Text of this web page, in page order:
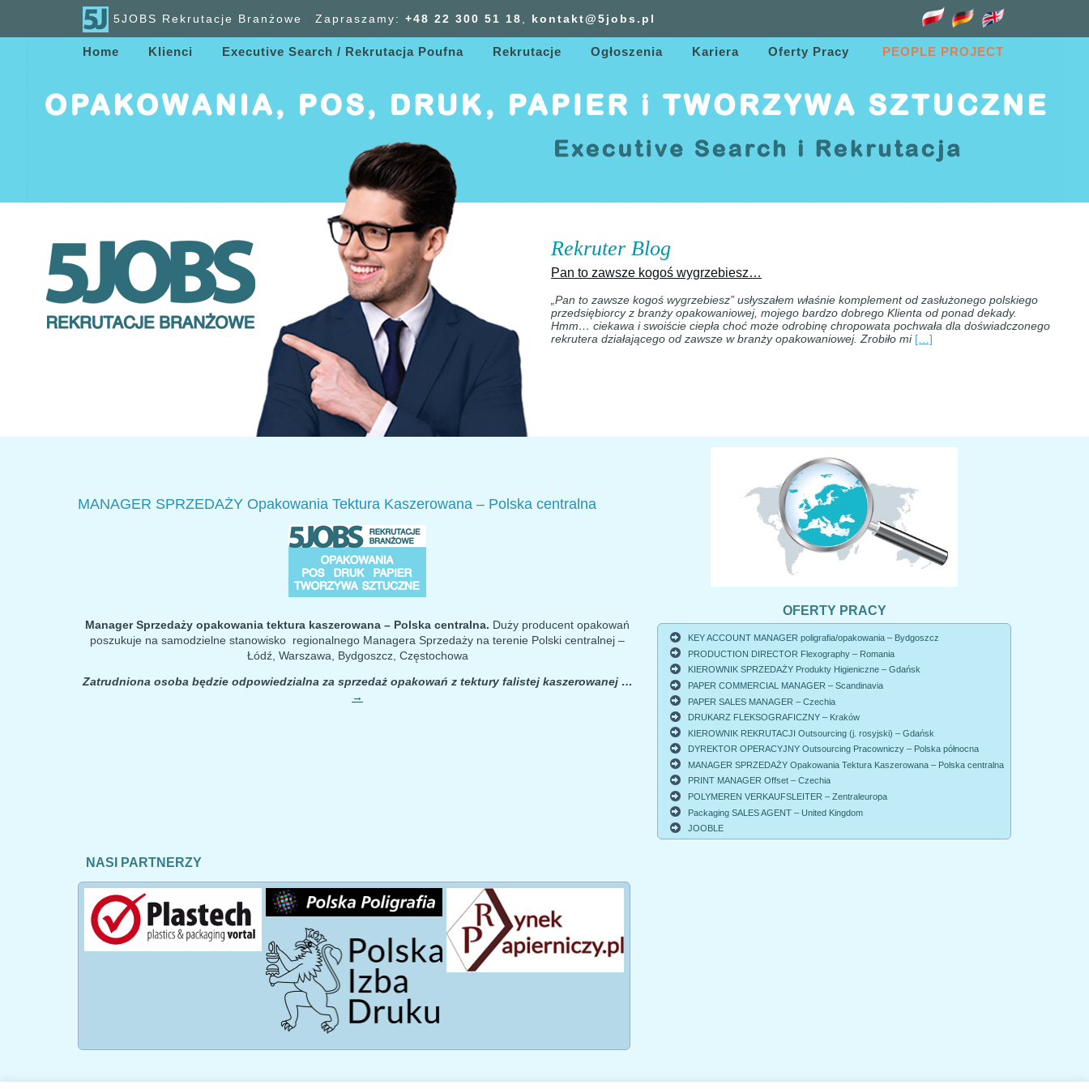
5JOBS Rekrutacje Branżowe Zapraszamy: +48 22 300 51 18 kontakt@5jobs.pl
Home Klienci Executive Search / Rekrutacja Poufna Rekrutacje Ogłoszenia Kariera Oferty Pracy PEOPLE PROJECT
Rekruter Blog
Pan to zawsze kogoś wygrzebiesz…
„Pan to zawsze kogoś wygrzebiesz” usłyszałem właśnie komplement od zasłużonego polskiego
przedsiębiorcy z branży opakowaniowej, mojego bardzo dobrego Klienta od ponad dekady.
Hmm… ciekawa i swoiście ciepła choć może odrobinę chropowata pochwała dla doświadczonego
rekrutera działającego od zawsze w branży opakowaniowej. Zrobiło mi […]
MANAGER SPRZEDAŻY Opakowania Tektura Kaszerowana – Polska centralna
Manager Sprzedaży opakowania tektura kaszerowana – Polska centralna. Duży producent opakowań
poszukuje na samodzielne stanowisko regionalnego Managera Sprzedaży na terenie Polski centralnej –
Łódź, Warszawa, Bydgoszcz, Częstochowa
Zatrudniona osoba będzie odpowiedzialna za sprzedaż opakowań z tektury falistej kaszerowanej …
→
OFERTY PRACY
KEY ACCOUNT MANAGER poligrafia/opakowania – Bydgoszcz
PRODUCTION DIRECTOR Flexography – Romania
KIEROWNIK SPRZEDAŻY Produkty Higieniczne – Gdańsk
PAPER COMMERCIAL MANAGER – Scandinavia
PAPER SALES MANAGER – Czechia
DRUKARZ FLEKSOGRAFICZNY – Kraków
KIEROWNIK REKRUTACJI Outsourcing (j. rosyjski) – Gdańsk
DYREKTOR OPERACYJNY Outsourcing Pracowniczy – Polska północna
MANAGER SPRZEDAŻY Opakowania Tektura Kaszerowana – Polska centralna
PRINT MANAGER Offset – Czechia
POLYMEREN VERKAUFSLEITER – Zentraleuropa
Packaging SALES AGENT – United Kingdom
JOOBLE
NASI PARTNERZY